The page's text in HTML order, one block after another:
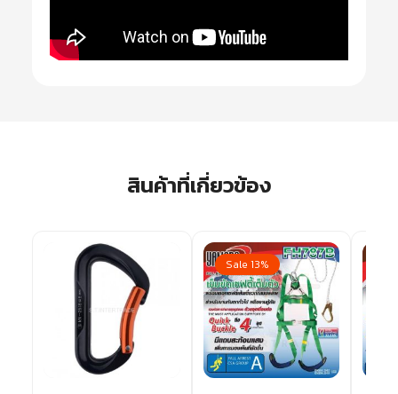
สินค้าที่เกี่ยวข้อง
Sale 13%